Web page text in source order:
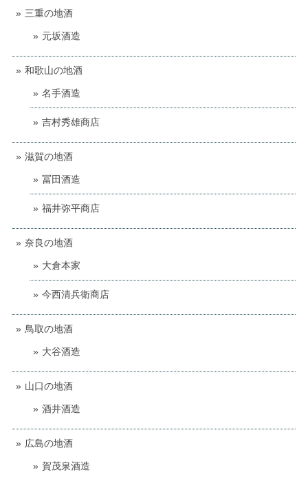
三重の地酒
元坂酒造
和歌山の地酒
名手酒造
吉村秀雄商店
滋賀の地酒
冨田酒造
福井弥平商店
奈良の地酒
大倉本家
今西清兵衛商店
鳥取の地酒
大谷酒造
山口の地酒
酒井酒造
広島の地酒
賀茂泉酒造